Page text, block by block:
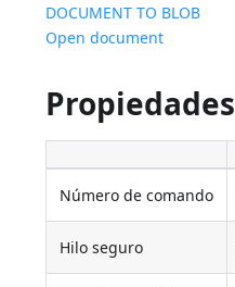
DOCUMENT TO BLOB
Open document
Propiedades
Número de comando
Hilo seguro